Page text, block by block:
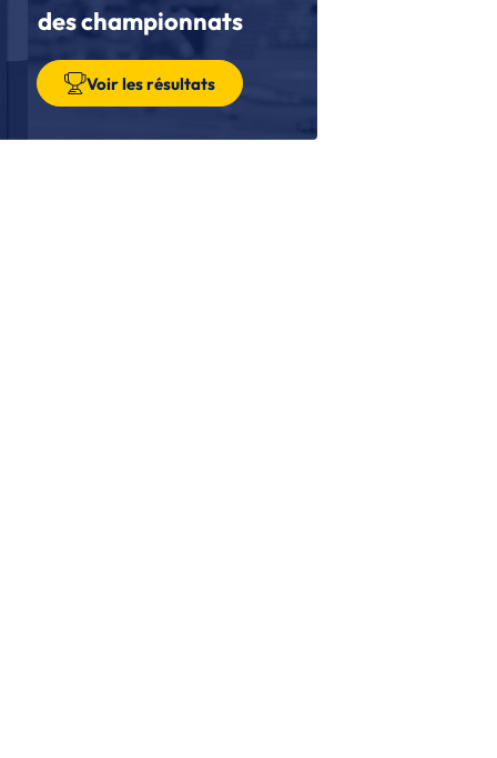
joueurs à suivre (1/2)
Françaises s’offrent le bronze
| 03/07/2026
Bleuettes échouent aux portes de la
des championnats
Voir les résultats